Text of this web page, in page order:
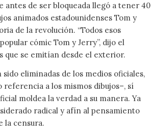
antes de ser bloqueada llegó a tener 40
animados estadounidenses Tom y
de la revolución. “Todos esos
cómic Tom y Jerry”, dijo el
que se emitían desde el exterior.
eliminadas de los medios oficiales,
referencia a los mismos dibujos–, sí
moldea la verdad a su manera. Ya
radical y afín al pensamiento
la censura.